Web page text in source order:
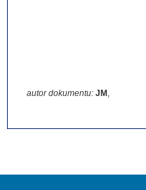
autor dokumentu: JM ,